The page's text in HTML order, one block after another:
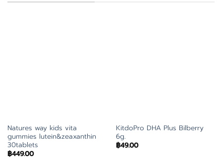
Natures way kids vita
gummies lutein&zeaxanthin
30tablets
฿449.00
KitdoPro DHA Plus Bilberry
6g.
฿49.00